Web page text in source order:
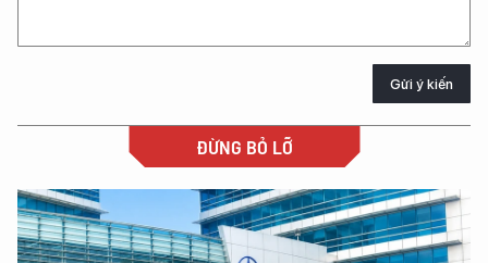
Gửi ý kiến
ĐỪNG BỎ LỠ